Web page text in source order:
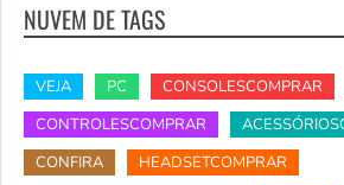
NUVEM DE TAGS
VEJA PC CONSOLESCOMPRAR
CONTROLESCOMPRAR
CONFIRA
HEADSETCOMPRAR